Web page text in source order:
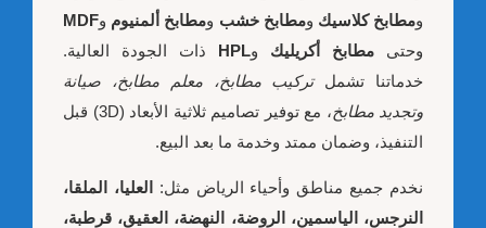
ومطابخ كلاسيك ومطابخ خشب ومطابخ ألمنيوم وMDF
وحتى مطابخ أكريليك وHPL ذات الجودة العالية.
خدماتنا تشملتركيب مطابخ، معلم مطابخ، صيانة
وتجديد مطابخ
، مع توفير تصاميم ثلاثية الأبعاد (3D) قبل
التنفيذ، وضمان ممتد وخدمة ما بعد البيع.
نخدم جميع مناطق وأحياء الرياض مثل:
العليا، الملقا،
النرجس، الياسمين، الروضة، النهضة، العقيق، قرطبة،